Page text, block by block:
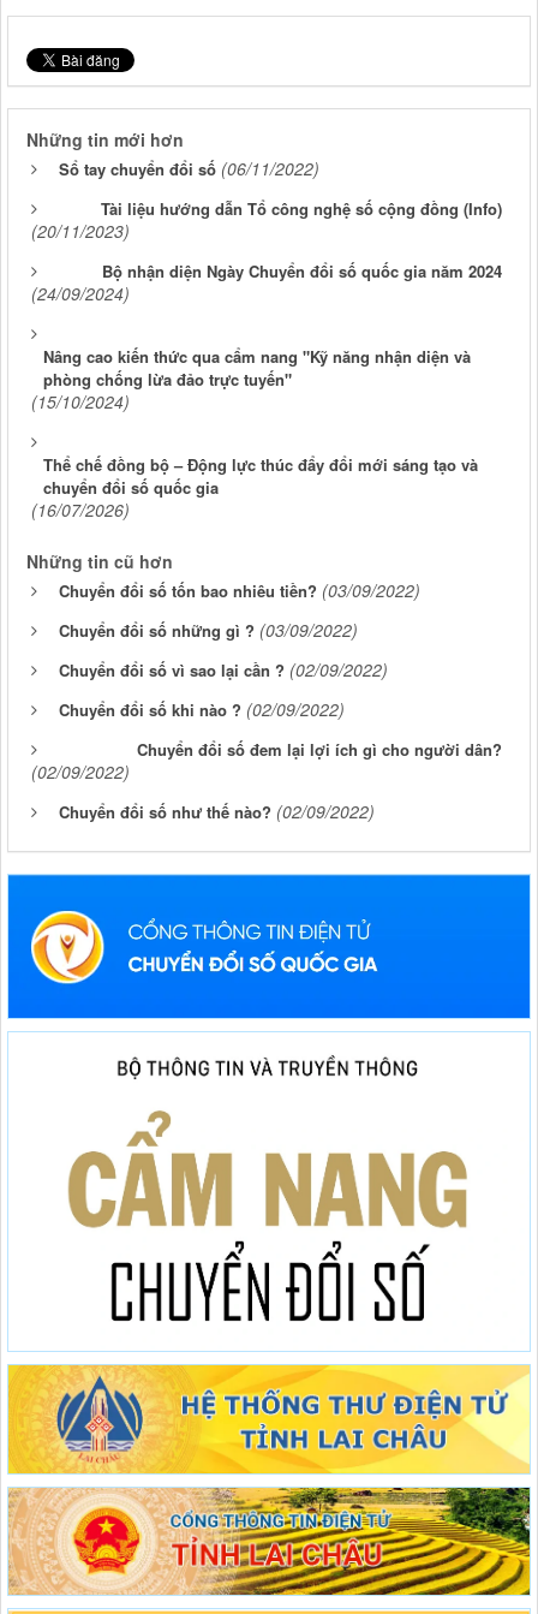
Những tin mới hơn
Sổ tay chuyển đổi số (06/11/2022)
Tài liệu hướng dẫn Tổ công nghệ số cộng đồng (Info)
(20/11/2023)
Bộ nhận diện Ngày Chuyển đổi số quốc gia năm 2024
(24/09/2024)
Nâng cao kiến thức qua cẩm nang "Kỹ năng nhận diện và
phòng chống lừa đảo trực tuyến"
(15/10/2024)
Thể chế đồng bộ – Động lực thúc đẩy đổi mới sáng tạo và
chuyển đổi số quốc gia
(16/07/2026)
Những tin cũ hơn
Chuyển đổi số tốn bao nhiêu tiền? (03/09/2022)
Chuyển đổi số những gì ? (03/09/2022)
Chuyển đổi số vì sao lại cần ? (02/09/2022)
Chuyển đổi số khi nào ? (02/09/2022)
Chuyển đổi số đem lại lợi ích gì cho người dân?
(02/09/2022)
Chuyển đổi số như thế nào? (02/09/2022)